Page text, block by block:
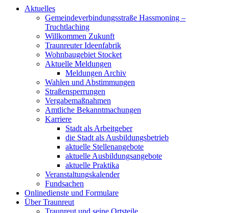
Aktuelles
Gemeindeverbindungsstraße Hassmoning –
Truchtlaching
Willkommen Zukunft
Traunreuter Ideenfabrik
Wohnbaugebiet Stocket
Aktuelle Meldungen
Meldungen Archiv
Wahlen und Abstimmungen
Straßensperrungen
Vergabemaßnahmen
Amtliche Bekanntmachungen
Karriere
Stadt als Arbeitgeber
die Stadt als Ausbildungsbetrieb
aktuelle Stellenangebote
aktuelle Ausbildungsangebote
aktuelle Praktika
Veranstaltungskalender
Fundsachen
Onlinedienste und Formulare
Über Traunreut
Traunreut und seine Ortsteile